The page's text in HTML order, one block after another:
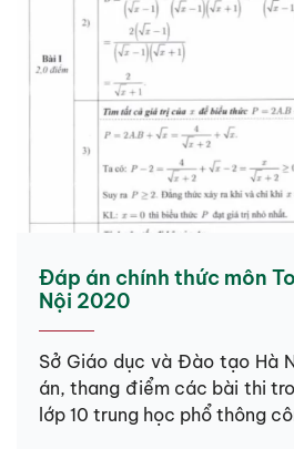
Đáp án chính thức môn
Nội 2020
Sở Giáo dục và Đào tạo Hà
án, thang điểm các bài thi
lớp 10 trung học phổ thông